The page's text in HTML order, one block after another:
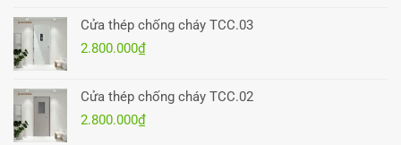
Cửa thép chống cháy TCC.03
2.800.000₫
Cửa thép chống cháy TCC.02
2.800.000₫